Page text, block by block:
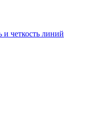
и четкость линий